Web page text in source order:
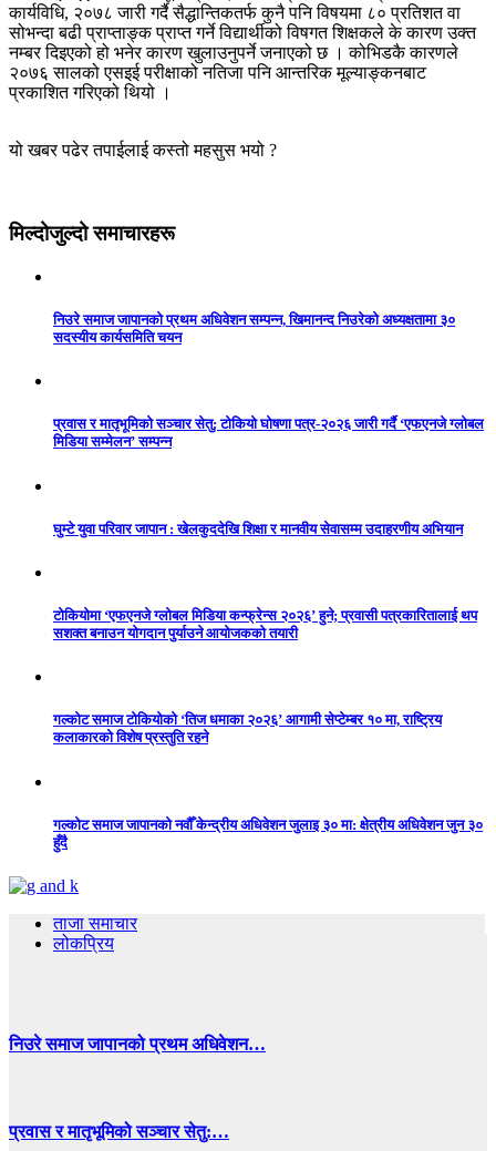
कार्यविधि, २०७८ जारी गर्दै सैद्धान्तिकतर्फ कुनै पनि विषयमा ८० प्रतिशत वा
सोभन्दा बढी प्राप्ताङ्क प्राप्त गर्ने विद्यार्थीको विषगत शिक्षकले के कारण उक्त
नम्बर दिइएको हो भनेर कारण खुलाउनुपर्ने जनाएको छ । कोभिडकै कारणले
२०७६ सालको एसइई परीक्षाको नतिजा पनि आन्तरिक मूल्याङ्कनबाट
प्रकाशित गरिएको थियो ।
यो खबर पढेर तपाईलाई कस्तो महसुस भयो ?
मिल्दोजुल्दो समाचारहरू
निउरे समाज जापानको प्रथम अधिवेशन सम्पन्न, खिमानन्द निउरेको अध्यक्षतामा ३०
सदस्यीय कार्यसमिति चयन
प्रवास र मातृभूमिको सञ्चार सेतु: टोकियो घोषणा पत्र-२०२६ जारी गर्दै ‘एफएनजे ग्लोबल
मिडिया सम्मेलन’ सम्पन्न
घुम्टे युवा परिवार जापान : खेलकुददेखि शिक्षा र मानवीय सेवासम्म उदाहरणीय अभियान
टोकियोमा ‘एफएनजे ग्लोबल मिडिया कन्फ्रेन्स २०२६’ हुने; प्रवासी पत्रकारितालाई थप
सशक्त बनाउन योगदान पुर्याउने आयोजकको तयारी
गल्कोट समाज टोकियोको ‘तिज धमाका २०२६’ आगामी सेप्टेम्बर १० मा, राष्ट्रिय
कलाकारको विशेष प्रस्तुति रहने
गल्कोट समाज जापानको नवौँ केन्द्रीय अधिवेशन जुलाइ ३० मा: क्षेत्रीय अधिवेशन जुन ३०
हुँदै
ताजा समाचार
लोकप्रिय
निउरे समाज जापानको प्रथम अधिवेशन…
प्रवास र मातृभूमिको सञ्चार सेतु:…